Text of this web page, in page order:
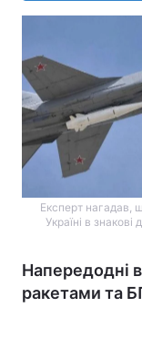
Експерт нагадав,
Україні в
Напередодні
ракетами та